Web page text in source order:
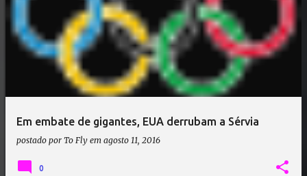
Em embate de gigantes, EUA derrubam a Sérvia
postado por To Fly em agosto 11, 2016
0